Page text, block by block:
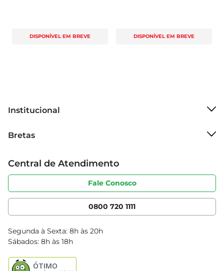
DISPONÍVEL EM BREVE DISPONÍVEL EM BREVE
Institucional
Grupo Cencosud
Sobre privacidade
Portal do fornecedor
Cencosud Media
Bretas
Produtos Bretas
Código de ética
Serviços
Clube Bretas
Blog Bretas
Black Friday
Central de Atendimento
Fale Conosco
0800 720 1111
Segunda à Sexta: 8h às 20h
Sábados: 8h às 18h